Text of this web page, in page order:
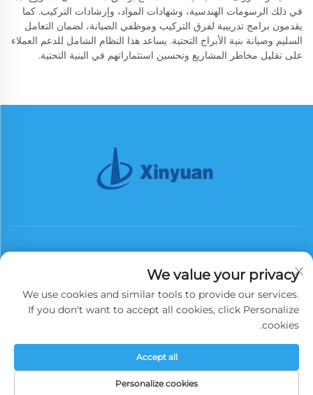
في ذلك الرسومات الهندسية، وشهادات المواد، وإرشادات التركيب. كما
يقدمون برامج تدريبية لفرق التركيب وموظفي الصيانة، لضمان التعامل
السليم وصيانة بنية الأبراج التحتية. يساعد هذا النظام الشامل للدعم العملاء
على تقليل مخاطر المشاريع وتحسين استثماراتهم في البنية التحتية.
اشترك
حقوق النشر © 2025 شركة تشينا سينيوان إيرن تاور جروب المحدودة. جميع الحقوق
محفوظة.
سياسة الخصوصية
We value your privacy
We use cookies and similar tools to provide our services.
If you don't want to accept all cookies, click Personalize
cookies.
Personalize cookies
Accept all